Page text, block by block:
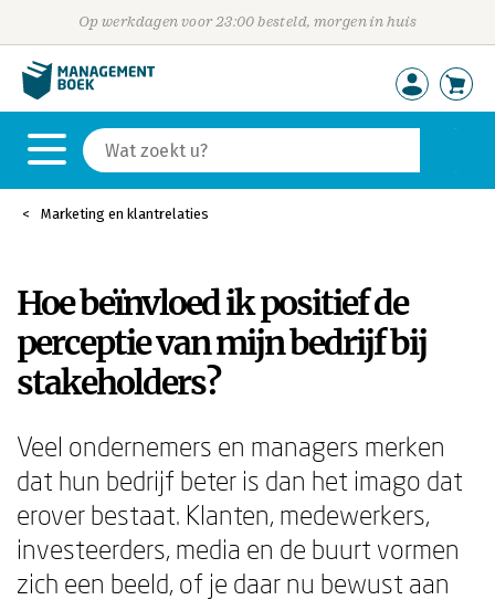
Op werkdagen voor 23:00 besteld, morgen in huis
Marketing en klantrelaties
Hoe beïnvloed ik positief de
perceptie van mijn bedrijf bij
stakeholders?
Veel ondernemers en managers merken
dat hun bedrijf beter is dan het imago dat
erover bestaat. Klanten, medewerkers,
investeerders, media en de buurt vormen
zich een beeld, of je daar nu bewust aan